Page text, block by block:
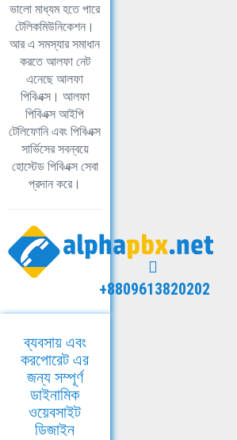
ভালো মাধ্যম হতে পারে
টেলিকমিউনিকেশন।
আর এ সমস্যার সমাধান
করতে আলফা নেট
এনেছে আলফা
পিবিএক্স। আলফা
পিবিএক্স আইপি
টেলিফোনি এবং পিবিএক্স
সার্ভিসের সবন্বয়ে
হোস্টেড পিবিএক্স সেবা
প্রদান করে।
+8809613820202
ব্যবসায় এবং
করপোরেট এর
জন্য সম্পূর্ণ
ডাইনামিক
ওয়েবসাইট
ডিজাইন